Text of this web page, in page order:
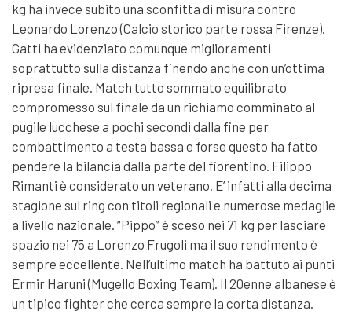
kg ha invece subito una sconfitta di misura contro
Leonardo Lorenzo (Calcio storico parte rossa Firenze).
Gatti ha evidenziato comunque miglioramenti
soprattutto sulla distanza finendo anche con un’ottima
ripresa finale. Match tutto sommato equilibrato
compromesso sul finale da un richiamo comminato al
pugile lucchese a pochi secondi dalla fine per
combattimento a testa bassa e forse questo ha fatto
pendere la bilancia dalla parte del fiorentino. Filippo
Rimanti è considerato un veterano. E’ infatti alla decima
stagione sul ring con titoli regionali e numerose medaglie
a livello nazionale. “Pippo” è sceso nei 71 kg per lasciare
spazio nei 75 a Lorenzo Frugoli ma il suo rendimento è
sempre eccellente. Nell’ultimo match ha battuto ai punti
Ermir Haruni (Mugello Boxing Team). Il 20enne albanese è
un tipico fighter che cerca sempre la corta distanza.